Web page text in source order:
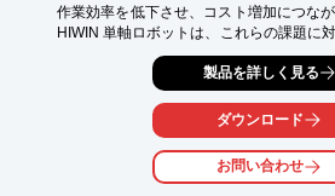
作業効率を低下させ、コスト増加につな
HIWIN 単軸ロボットは、これらの課題に
と高速動作で効率的な仕分け作業を実現
【活用シーン】
・倉庫内での商品仕分け
・コンベアラインへの組み込み
・ピッキング作業
製品を詳しく見る
ダウンロード
お問い合わせ